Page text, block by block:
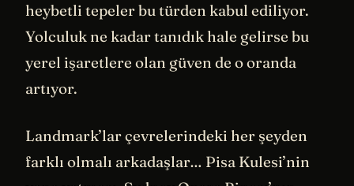
heybetli tepeler bu türden kabul ediliyor.
Yolculuk ne kadar tanıdık hale gelirse bu
yerel işaretlere olan güven de o oranda
artıyor.
Landmark’lar çevrelerindeki her şeyden
farklı olmalı arkadaşlar… Pisa Kulesi’nin